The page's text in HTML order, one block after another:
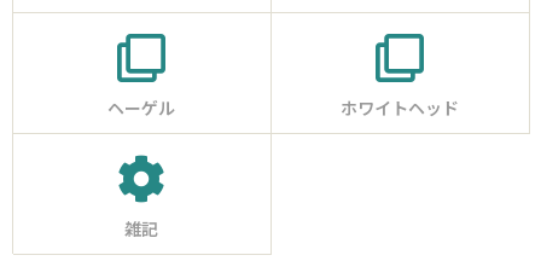
ヘーゲル ホワイトヘッド
雑記